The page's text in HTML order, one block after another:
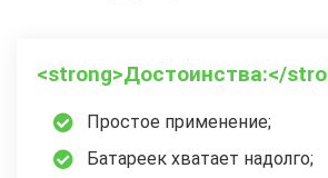
<strong>Достоинства:</
Простое применение;
Батареек хватает надолго;